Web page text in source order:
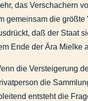
darauf folgende
Intelligenz
das Verschachern
gemeinsam die
daß der Staat
Ende der Ära Mielke
die Versteigerung
die
entsteht die